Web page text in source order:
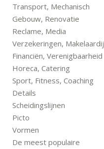
Transport, Mechanisch
Gebouw, Renovatie
Reclame, Media
Verzekeringen, Makelaardij
Financiën, Verenigbaarheid
Horeca, Catering
Sport, Fitness, Coaching
Details
Scheidingslijnen
Picto
Vormen
De meest populaire